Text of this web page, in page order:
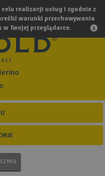
realizacji usług i zgodnie z
warunki przechowywania
Twojej przeglądarce.